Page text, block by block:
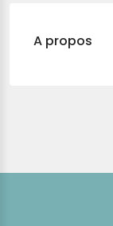
A propos